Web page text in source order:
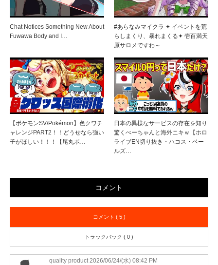
Chat Notices Something New About
Fuwawa Body and I…
#あらなみマイクラ ✦ イベントを荒
らしまくり、暴れまくる✦ 壱百満天
原サロメですわ～
【ポケモンSV/Pokémon】色クワチ
ャレンジPART2！！どうせなら強い
子がほしい！！！【尾丸ポ…
日本の異様なサービスの存在を知り
驚くべーちゃんと海外ニキｗ【ホロ
ライブEN切り抜き・ハコス・ベー
ルズ…
コメント
コメント ( 5 )
トラックバック ( 0 )
quality product2026/06/24/(水) 08:42 PM